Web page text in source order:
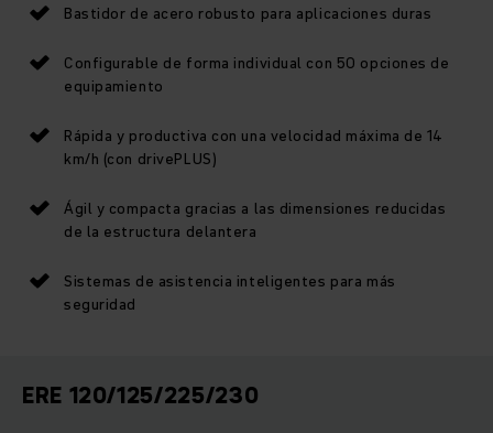
Bastidor de acero robusto para aplicaciones duras
Configurable de forma individual con 50 opciones de
equipamiento
Rápida y productiva con una velocidad máxima de 14
km/h (con drivePLUS)
Ágil y compacta gracias a las dimensiones reducidas
de la estructura delantera
Sistemas de asistencia inteligentes para más
seguridad
ERE 120/125/225/230